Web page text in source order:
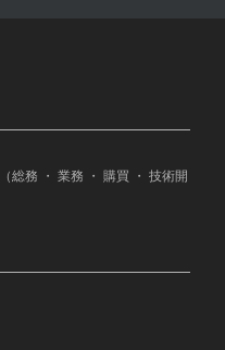
総務 ・ 業務 ・ 購買 ・ 技術開